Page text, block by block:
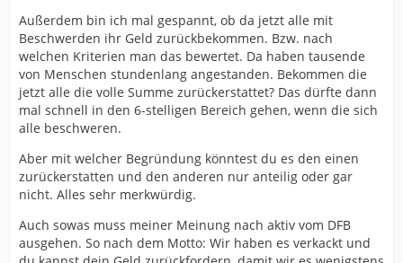
Außerdem bin ich mal gespannt, ob da jetzt alle mit
Beschwerden ihr Geld zurückbekommen. Bzw. nach
welchen Kriterien man das bewertet. Da haben tausende
von Menschen stundenlang angestanden. Bekommen die
jetzt alle die volle Summe zurückerstattet? Das dürfte dann
mal schnell in den 6-stelligen Bereich gehen, wenn die sich
alle beschweren.
Aber mit welcher Begründung könntest du es den einen
zurückerstatten und den anderen nur anteilig oder gar
nicht. Alles sehr merkwürdig.
Auch sowas muss meiner Meinung nach aktiv vom DFB
ausgehen. So nach dem Motto: Wir haben es verkackt und